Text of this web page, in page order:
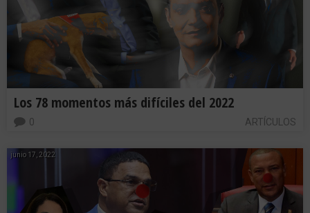
Los 78 momentos más difíciles del 2022
ARTÍCULOS
0
junio 17, 2022